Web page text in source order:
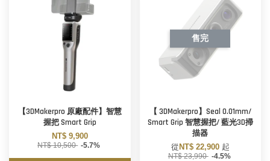
【3DMakerpro 原廠配件】智慧
握把 Smart Grip
NT$ 9,900
NT$ 10,500 -5.7%
售完
【 3DMakerpro】Seal 0.01mm/
Smart Grip 智慧握把/ 藍光3D掃
描器
從NT$ 22,900 起
NT$ 23,990 -4.5%